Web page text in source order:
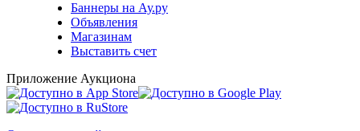
Баннеры на Ау.ру
Объявления
Магазинам
Выставить счет
Приложение Аукциона